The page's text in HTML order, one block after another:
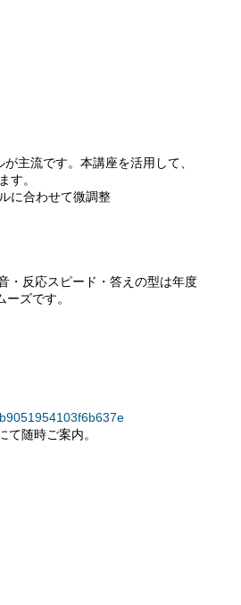
主流です。本講座を活用して、
す。
に合わせて微調整
・反応スピード・答えの型は年度
ズです。
随時ご案内。